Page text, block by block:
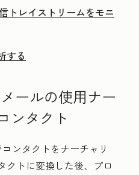
トレイストリームをモニ
する
ールの使用ナー
ンタクト
ンタクトをナーチャリ
クトに変換した後、プロ